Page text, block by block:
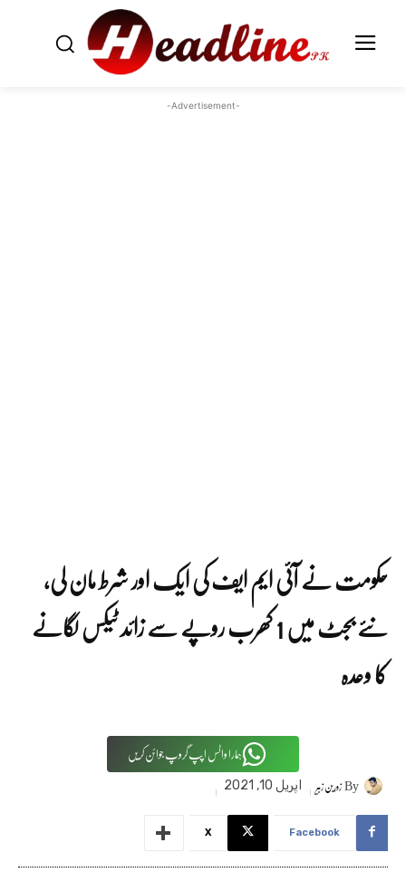
-Advertisement-
حکومت نے آئی ایم ایف کی ایک اور شرط مان لی،
نئے بجٹ میں 1 کھرب روپے سے زائد ٹیکس لگانے
کا وعدہ
ہمارا واٹس اپپ گروپ جوائن کریں
Byزورین زبیر اپریل 10, 2021
Facebook
X